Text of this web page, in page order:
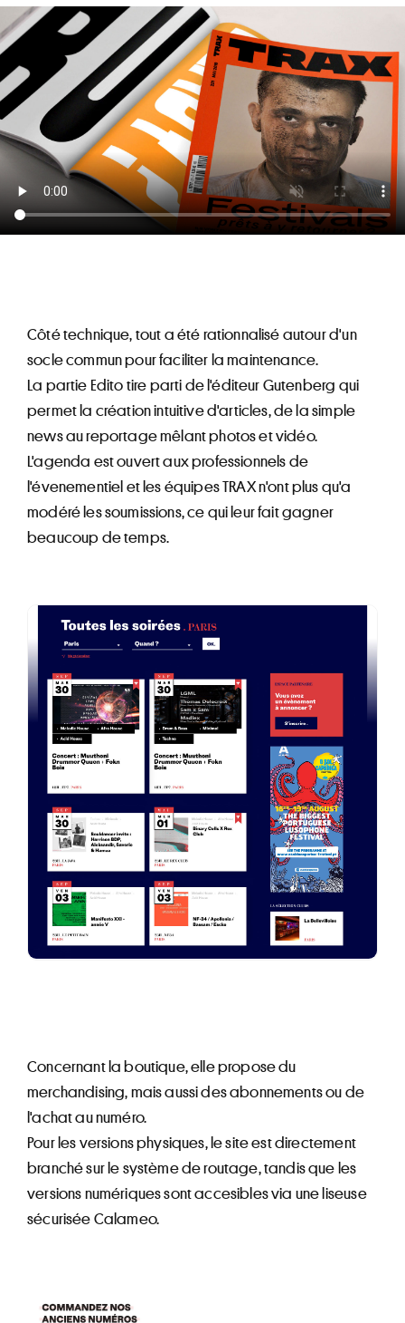
Côté technique, tout a été rationnalisé autour d'un
socle commun pour faciliter la maintenance.
La partie Edito tire parti de l'éditeur Gutenberg qui
permet la création intuitive d'articles, de la simple
news au reportage mêlant photos et vidéo.
L'agenda est ouvert aux professionnels de
l'évenementiel et les équipes TRAX n'ont plus qu'a
modéré les soumissions, ce qui leur fait gagner
beaucoup de temps.
Concernant la boutique, elle propose du
merchandising, mais aussi des abonnements ou de
l'achat au numéro.
Pour les versions physiques, le site est directement
branché sur le système de routage, tandis que les
versions numériques sont accesibles via une liseuse
sécurisée Calameo.